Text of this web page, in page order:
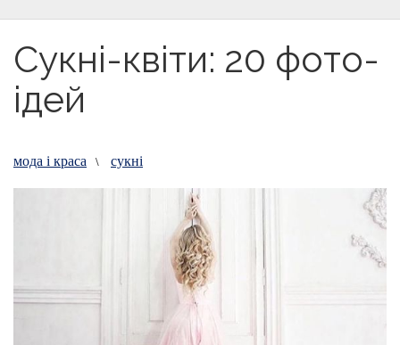
Сукні-квіти: 20 фото-
ідей
мода і краса \ сукні